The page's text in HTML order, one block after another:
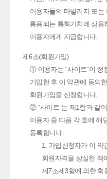
이용자들의 마일리지 또는
통용되는 통화가치에 상응
이용자에게 지급합니다.
제6조(회원가입)
① 이용자는 “사이트”이 정
기입한 후 이 약관에 동의
회원가입을 신청합니다.
② “사이트”는 제1항과 같
이용자 중 다음 각 호에 해
등록합니다.
1. 가입신청자가 이 약
회원자격을 상실한 적
제7조제3항에 의한 회